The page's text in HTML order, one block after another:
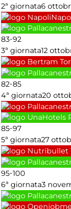
2ª giornata6
83-92
3ª giornata12
82-85
4ª giornata20
85-97
5ª giornata27
95-100
6ª giornata3